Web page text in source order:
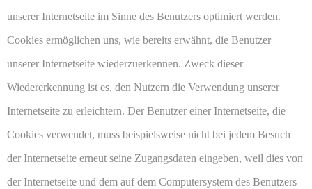
unserer Internetseite im Sinne des Benutzers optimiert werden.
Cookies ermöglichen uns, wie bereits erwähnt, die Benutzer
unserer Internetseite wiederzuerkennen. Zweck dieser
Wiedererkennung ist es, den Nutzern die Verwendung unserer
Internetseite zu erleichtern. Der Benutzer einer Internetseite, die
Cookies verwendet, muss beispielsweise nicht bei jedem Besuch
der Internetseite erneut seine Zugangsdaten eingeben, weil dies von
der Internetseite und dem auf dem Computersystem des Benutzers